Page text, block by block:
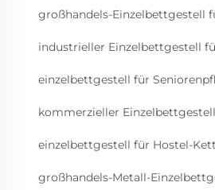
großhandels-Einzelbettgestell
industrieller Einzelbettgestell
einzelbettgestell für
kommerzieller
einzelbettgestell für Hostel-
großhandels-Metall-